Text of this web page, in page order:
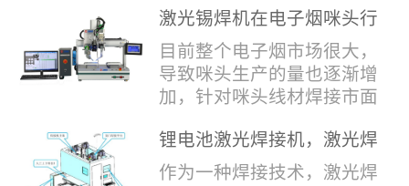
在过去一年里取得的各项成
会烫伤，在加上有干涉，烙
铁头不方便下去，目前在大
多数情况只能采用人工焊
接，目前人工成本贵，流动
性大，焊接的品质也难保
证。 但采用激光...
来越多的企业关注与使用，
那么在选择激光锡焊设备方
面应该关注哪几点哪？
其一，激光锡焊接设备上
动力核心部件，激光器肯定
是锡焊接设备最至关重要的
一环。目前作为激光锡焊接
激光锡焊机在电子烟咪头行
业的应用
目前整个电子烟市场很大，
导致咪头生产的量也逐渐增
加，针对咪头线材焊接市面
统烙铁焊接，优势价格便
宜，咪头焊接自动化生产线
锂电池激光焊接机，激光焊
锡机厂家如何选？
作为一种焊接技术，激光焊